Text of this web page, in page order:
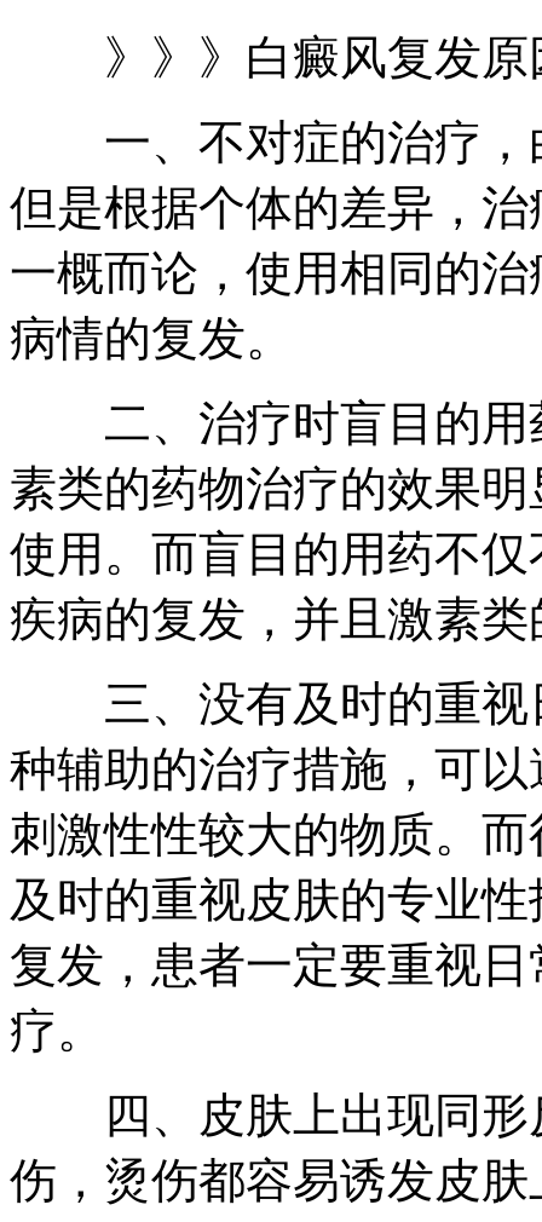
》》》白癜风复发原
一、不对症的治疗，
但是根据个体的差异，
一概而论，使用相同的
病情的复发。
二、治疗时盲目的用
素类的药物治疗的效果
使用。而盲目的用药不
疾病的复发，并且激素
三、没有及时的重视
种辅助的治疗措施，可
刺激性性较大的物质。
及时的重视皮肤的专业
复发，患者一定要重视
疗。
四、皮肤上出现同形
伤，烫伤都容易诱发皮